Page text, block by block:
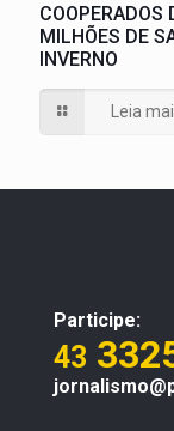
COOPERADOS
MILHÕES DE
INVERNO
Leia
Participe:
43